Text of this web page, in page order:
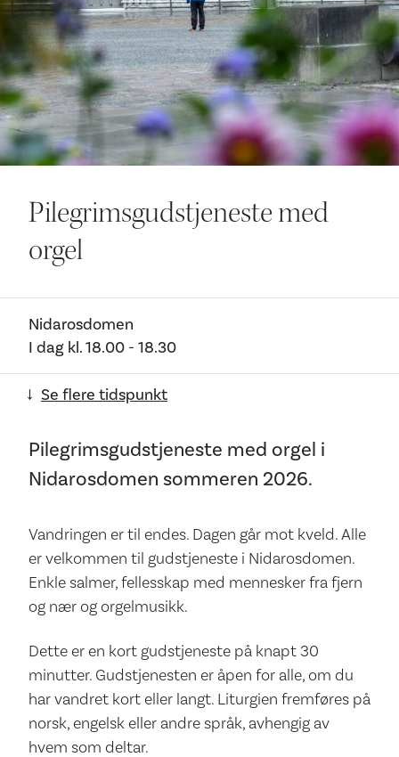
Ditt besøk
Pilegrimsgudstjeneste med
orgel
Nidarosdomen
I dag kl.18.00 - 18.30
→Se flere tidspunkt
Pilegrimsgudstjeneste med orgel i
Nidarosdomen sommeren 2026.
Vandringen er til endes. Dagen går mot kveld. Alle
er velkommen til gudstjeneste i Nidarosdomen.
Enkle salmer, fellesskap med mennesker fra fjern
og nær og orgelmusikk.
Dette er en kort gudstjeneste på knapt 30
minutter. Gudstjenesten er åpen for alle, om du
har vandret kort eller langt. Liturgien fremføres på
norsk, engelsk eller andre språk, avhengig av
hvem som deltar.